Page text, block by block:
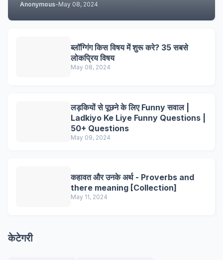
Anonymous-May 08, 2024
ब्लॉग्गिंग किस विषय में शुरू करे? 35 सबसे
लोकप्रिय विषय
May 08, 2024
लड़कियों से पूछने के लिए Funny सवाल |
Ladkiyo Ke Liye Funny Questions |
50+ Questions
May 09, 2024
कहावत और उनके अर्थ - Proverbs and
there meaning [Collection]
May 11, 2024
केटेगरी